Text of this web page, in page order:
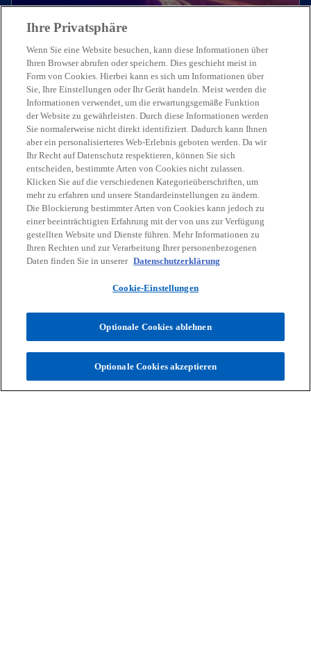
Branchenexpertise, die den Unterschied
macht
Wir stehen Ihnen als Partner zur Seite und
lösen gemeinsam die komplexen
Anforderungen Ihrer Branche.
Unsere Branchen im Überblick
Treten Sie mit uns in Kontakt
Ihre Privatsphäre
Wenn Sie eine Website besuchen, kann diese Informationen über
Ihren Browser abrufen oder speichern. Dies geschieht meist in
Form von Cookies. Hierbei kann es sich um Informationen über
Sie, Ihre Einstellungen oder Ihr Gerät handeln. Meist werden die
Informationen verwendet, um die erwartungsgemäße Funktion
der Website zu gewährleisten. Durch diese Informationen werden
Sie normalerweise nicht direkt identifiziert. Dadurch kann Ihnen
aber ein personalisierteres Web-Erlebnis geboten werden. Da wir
Ihr Recht auf Datenschutz respektieren, können Sie sich
entscheiden, bestimmte Arten von Cookies nicht zulassen.
Klicken Sie auf die verschiedenen Kategorieüberschriften, um
mehr zu erfahren und unsere Standardeinstellungen zu ändern.
Die Blockierung bestimmter Arten von Cookies kann jedoch zu
einer beeinträchtigten Erfahrung mit der von uns zur Verfügung
gestellten Website und Dienste führen. Mehr Informationen zu
Ihren Rechten und zur Verarbeitung Ihrer personenbezogenen
Daten finden Sie in unserer Datenschutzerklärung
Cookie-Einstellungen
Optionale Cookies ablehnen
Optionale Cookies akzeptieren